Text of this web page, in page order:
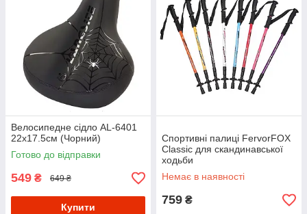
Велосипедне сідло AL-6401
22х17.5см (Чорний)
Готово до відправки
549 ₴ 649 ₴
Купити
Спортивні палиці FervorFOX
Classic для скандинавської
ходьби
Немає в наявності
759 ₴